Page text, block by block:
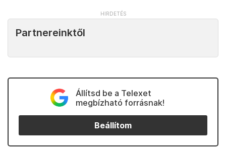
Partnereinktől
Állítsd be a Telexet
megbízható forrásnak!
Beállítom